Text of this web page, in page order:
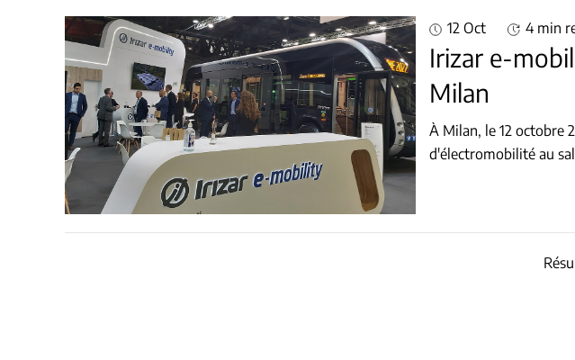
12 Oct 4 min
Irizar e-
Milan
À Milan, le 12 octobre
d'électromobilité au